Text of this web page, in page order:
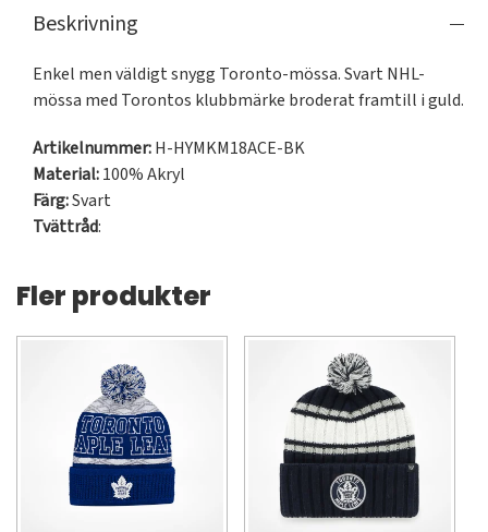
Beskrivning
Enkel men väldigt snygg Toronto-mössa. Svart NHL-
mössa med Torontos klubbmärke broderat framtill i guld.
Artikelnummer:H-HYMKM18ACE-BK
Material:100% Akryl
Färg:Svart
Tvättråd:
Fler produkter